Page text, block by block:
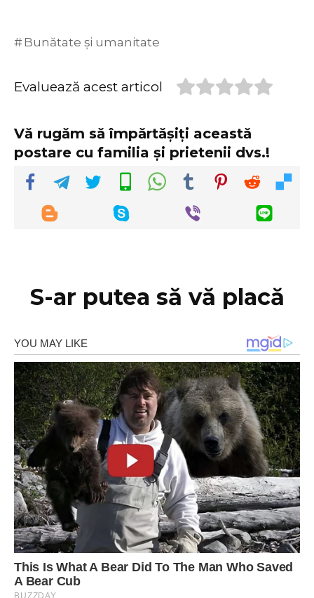
Bunătate și umanitate
Evaluează acest articol
Vă rugăm să împărtășiți această
postare cu familia și prietenii dvs.!
S-ar putea să vă placă